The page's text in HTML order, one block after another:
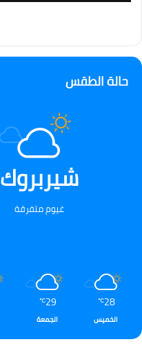
حالة الطقس
شيربروك
غيوم متفرقة
28
℃
الخميس
29
℃
الجمعة